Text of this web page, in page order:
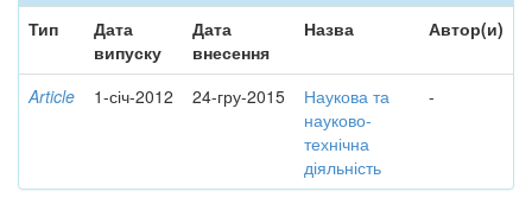
Тип
Дата
випуску
Дата
внесення
Назва Автор(и)
Article 1-січ-2012 24-гру-2015
Наукова та
науково-
технічна
діяльність
-